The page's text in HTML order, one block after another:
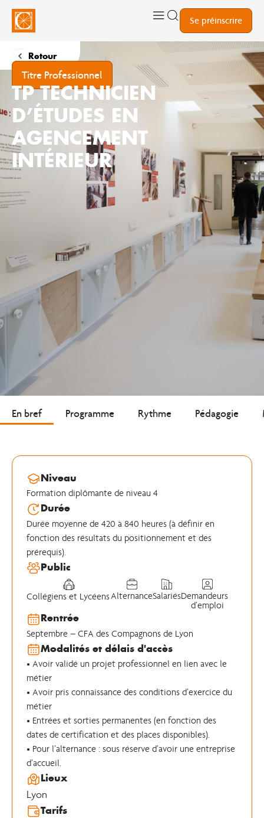
Se préinscrire
Retour
Titre Professionnel
TP TECHNICIEN
D’ÉTUDES EN
AGENCEMENT
INTÉRIEUR
En bref Programme Rythme Pédagogie
Niveau
Formation diplômante de niveau 4
Durée
Durée moyenne de 420 à 840 heures (à définir en
fonction des résultats du positionnement et des
prérequis).
Public
Collégiens et LycéensAlternanceSalariésDemandeurs
d’emploi
Rentrée
Septembre – CFA des Compagnons de Lyon
Modalités et délais d'accès
• Avoir validé un projet professionnel en lien avec le
métier
• Avoir pris connaissance des conditions d’exercice du
métier
• Entrées et sorties permanentes (en fonction des
dates de certification et des places disponibles).
• Pour l’alternance : sous réserve d’avoir une entreprise
d’accueil.
Lieux
Lyon
Tarifs